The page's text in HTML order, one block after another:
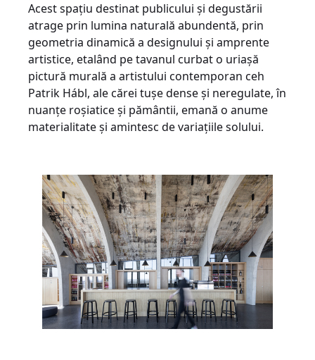
Acest spațiu destinat publicului și degustării
atrage prin lumina naturală abundentă, prin
geometria dinamică a designului și amprente
artistice, etalând pe tavanul curbat o uriașă
pictură murală a artistului contemporan ceh
Patrik Hábl, ale cărei tușe dense și neregulate, în
nuanțe roșiatice și pământii, emană o anume
materialitate și amintesc de variațiile solului.